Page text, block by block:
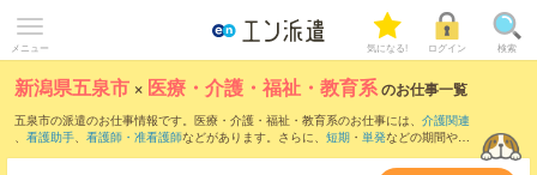
メニュー 気になる! ログイン 検索
新潟県五泉市 × 医療・介護・福祉・教育系のお仕事一覧
五泉市の派遣のお仕事情報です。医療・介護・福祉・教育系のお仕事には、 介護関連
、 看護助手、 看護師・准看護師などがあります。さらに、 短期 ・ 単発などの期間や、